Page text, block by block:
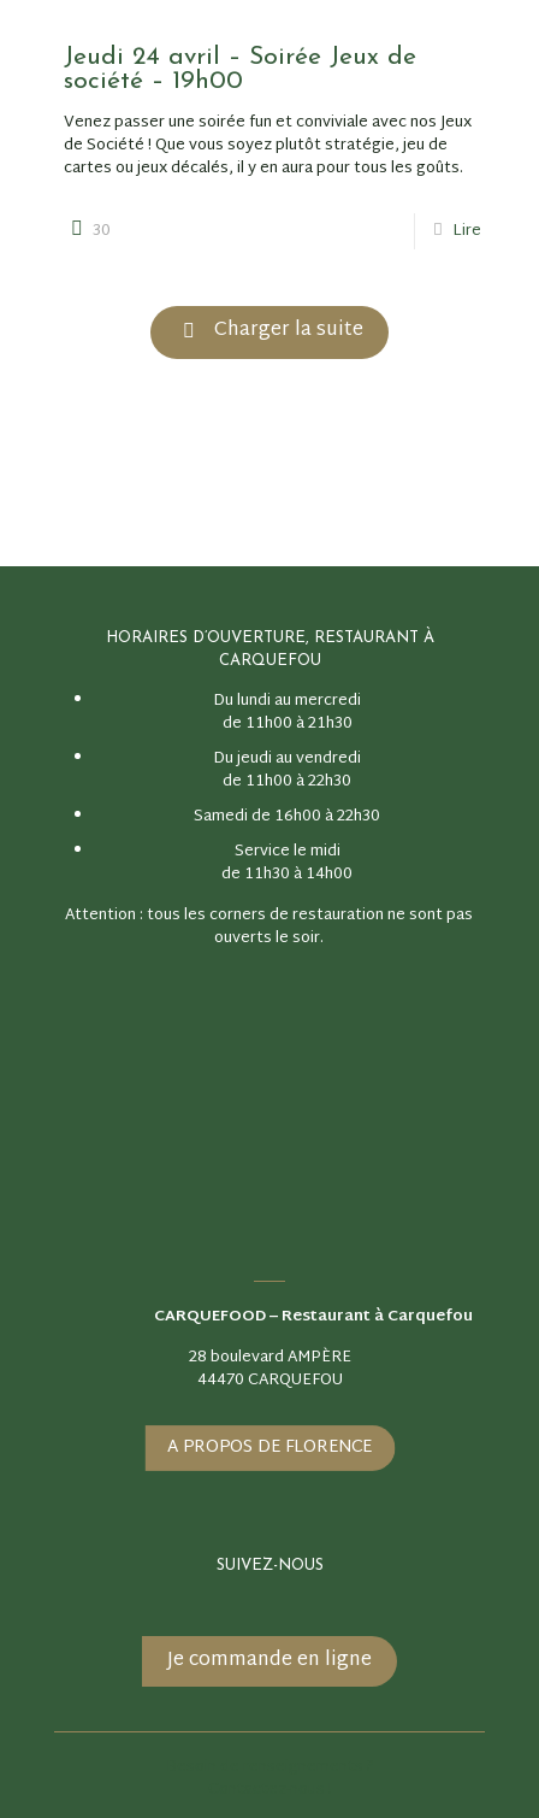
Jeudi 24 avril – Soirée Jeux de
société – 19h00
Venez passer une soirée fun et conviviale avec nos Jeux
de Société ! Que vous soyez plutôt stratégie, jeu de
cartes ou jeux décalés, il y en aura pour tous les goûts.
30 Lire
Charger la suite
HORAIRES D’OUVERTURE, RESTAURANT À
CARQUEFOU
Du lundi au mercredi
de 11h00 à 21h30
Du jeudi au vendredi
de 11h00 à 22h30
Samedi de 16h00 à 22h30
Service le midi
de 11h30 à 14h00
Attention : tous les corners de restauration ne sont pas
ouverts le soir.
CARQUEFOOD –Restaurant à Carquefou
28 boulevard AMPÈRE
44470 CARQUEFOU
A PROPOS DE FLORENCE
SUIVEZ-NOUS
Je commande en ligne